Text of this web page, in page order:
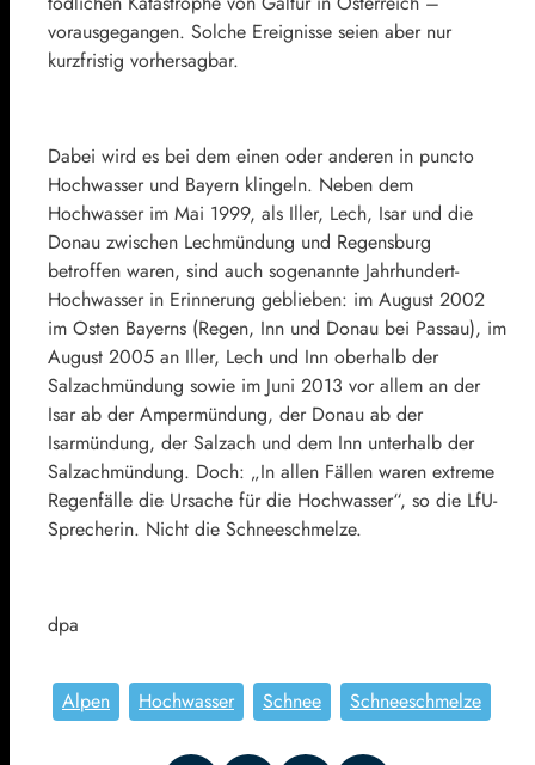
vorausgegangen. Solche Ereignisse seien aber nur
kurzfristig vorhersagbar.
Dabei wird es bei dem einen oder anderen in puncto
Hochwasser und Bayern klingeln. Neben dem
Hochwasser im Mai 1999, als Iller, Lech, Isar und die
Donau zwischen Lechmündung und Regensburg
betroffen waren, sind auch sogenannte Jahrhundert-
Hochwasser in Erinnerung geblieben: im August 2002
im Osten Bayerns (Regen, Inn und Donau bei Passau), im
August 2005 an Iller, Lech und Inn oberhalb der
Salzachmündung sowie im Juni 2013 vor allem an der
Isar ab der Ampermündung, der Donau ab der
Isarmündung, der Salzach und dem Inn unterhalb der
Salzachmündung. Doch: „In allen Fällen waren extreme
Regenfälle die Ursache für die Hochwasser“, so die LfU-
Sprecherin. Nicht die Schneeschmelze.
dpa
Alpen Hochwasser Schnee Schneeschmelze